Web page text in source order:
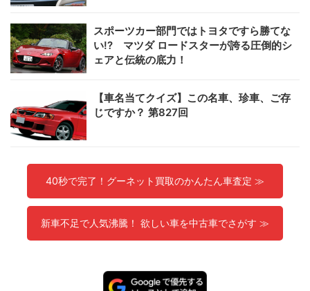
スポーツカー部門ではトヨタですら勝てな
い!? マツダ ロードスターが誇る圧倒的シ
ェアと伝統の底力！
【車名当てクイズ】この名車、珍車、ご存
じですか？ 第827回
40秒で完了！グーネット買取のかんたん車査定 ≫
新車不足で人気沸騰！ 欲しい車を中古車でさがす ≫